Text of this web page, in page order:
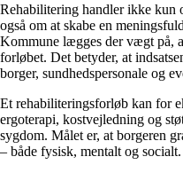
Rehabilitering handler ikke kun
også om at skabe en
Kommune lægges der vægt på,
forløbet. Det betyder, at
borger, sundhedspersonale og
Et rehabiliteringsforløb kan for
ergoterapi, kostvejledning og
sygdom. Målet er, at borgeren
– både fysisk, mentalt og socialt.